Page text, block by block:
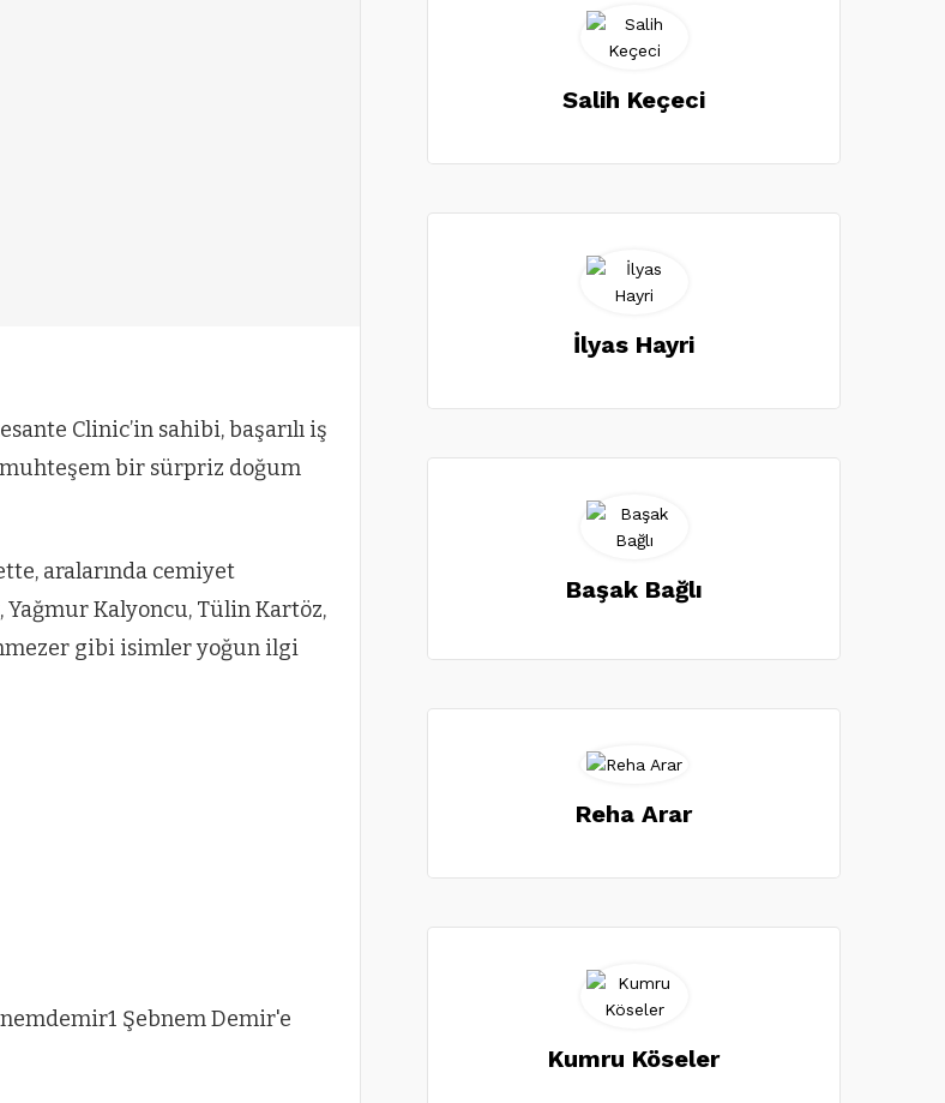
Clinic’in sahibi, başarılı iş
muhteşem bir sürpriz doğum
aralarında cemiyet
Yağmur Kalyoncu, Tülin Kartöz,
gibi isimler yoğun ilgi
Salih Keçeci
İlyas Hayri
Başak Bağlı
Reha Arar
Kumru Köseler